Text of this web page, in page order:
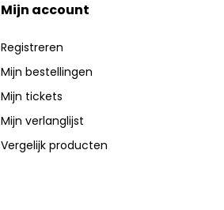
Mijn account
Registreren
Mijn bestellingen
Mijn tickets
Mijn verlanglijst
Vergelijk producten